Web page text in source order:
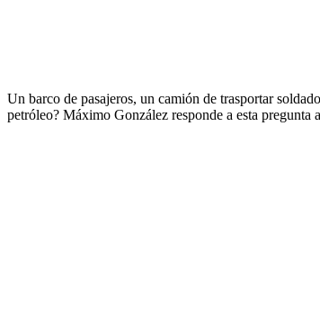
Un barco de pasajeros, un camión de trasportar
petróleo? Máximo González responde a esta pregunta